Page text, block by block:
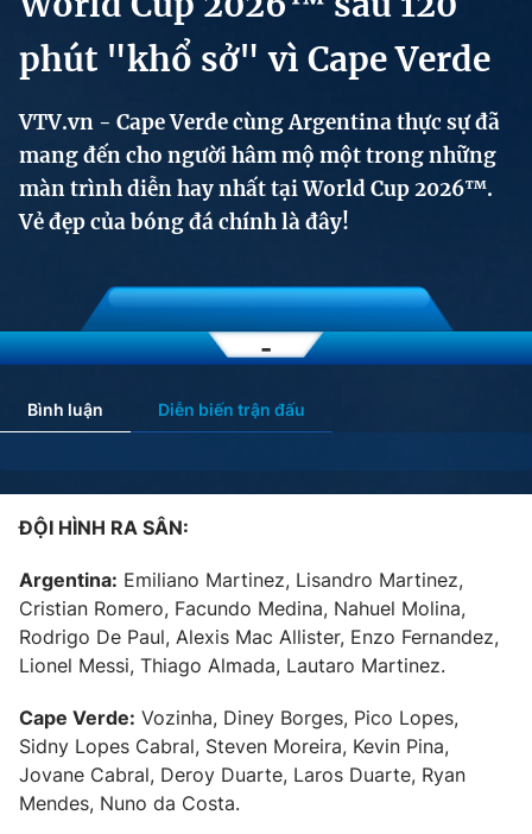
Chính trị
Xã hội
Pháp luật
Y tế
Tin tức
Câu chuyện quốc tế
Kinh tế
Tài chính
Góc doanh nghiệp
Dữ liệu và đời sống
Truyền hình
Phim VTV
Hậu trường
Nhân vật
Khán giả
Giải sao mai
Điện ảnh
Âm nhạc
Đời sống
Du lịch
Làm đẹp
Chất lượng cuộc sống
Tuyển sinh
Học trực tuyến
Công nghệ
Hitech Công nghệ tương lai
Truyền hình
Văn hóa - Giải trí
Đời sống
Công nghệ
Giáo dục
phút "khổ sở" vì Cape Verde
VTV.vn - Cape Verde cùng Argentina thực sự đã
mang đến cho người hâm mộ một trong những
màn trình diễn hay nhất tại World Cup 2026™.
Vẻ đẹp của bóng đá chính là đây!
-
Bình luận Diễn biến trận đấu
ĐỘI HÌNH RA SÂN:
Argentina: Emiliano Martinez, Lisandro Martinez,
Cristian ⁠Romero, Facundo Medina, Nahuel Molina,
Rodrigo De Paul, Alexis Mac Allister, Enzo Fernandez,
Lionel Messi, Thiago Almada, Lautaro Martinez.
Cape Verde: Vozinha, ‌Diney Borges, Pico Lopes,
Sidny Lopes Cabral, Steven Moreira, Kevin Pina,
Jovane Cabral, Deroy Duarte, Laros Duarte, Ryan
Mendes, Nuno da Costa.